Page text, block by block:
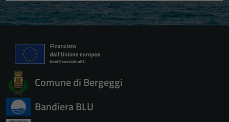
Comune di Bergeggi
Bandiera BLU